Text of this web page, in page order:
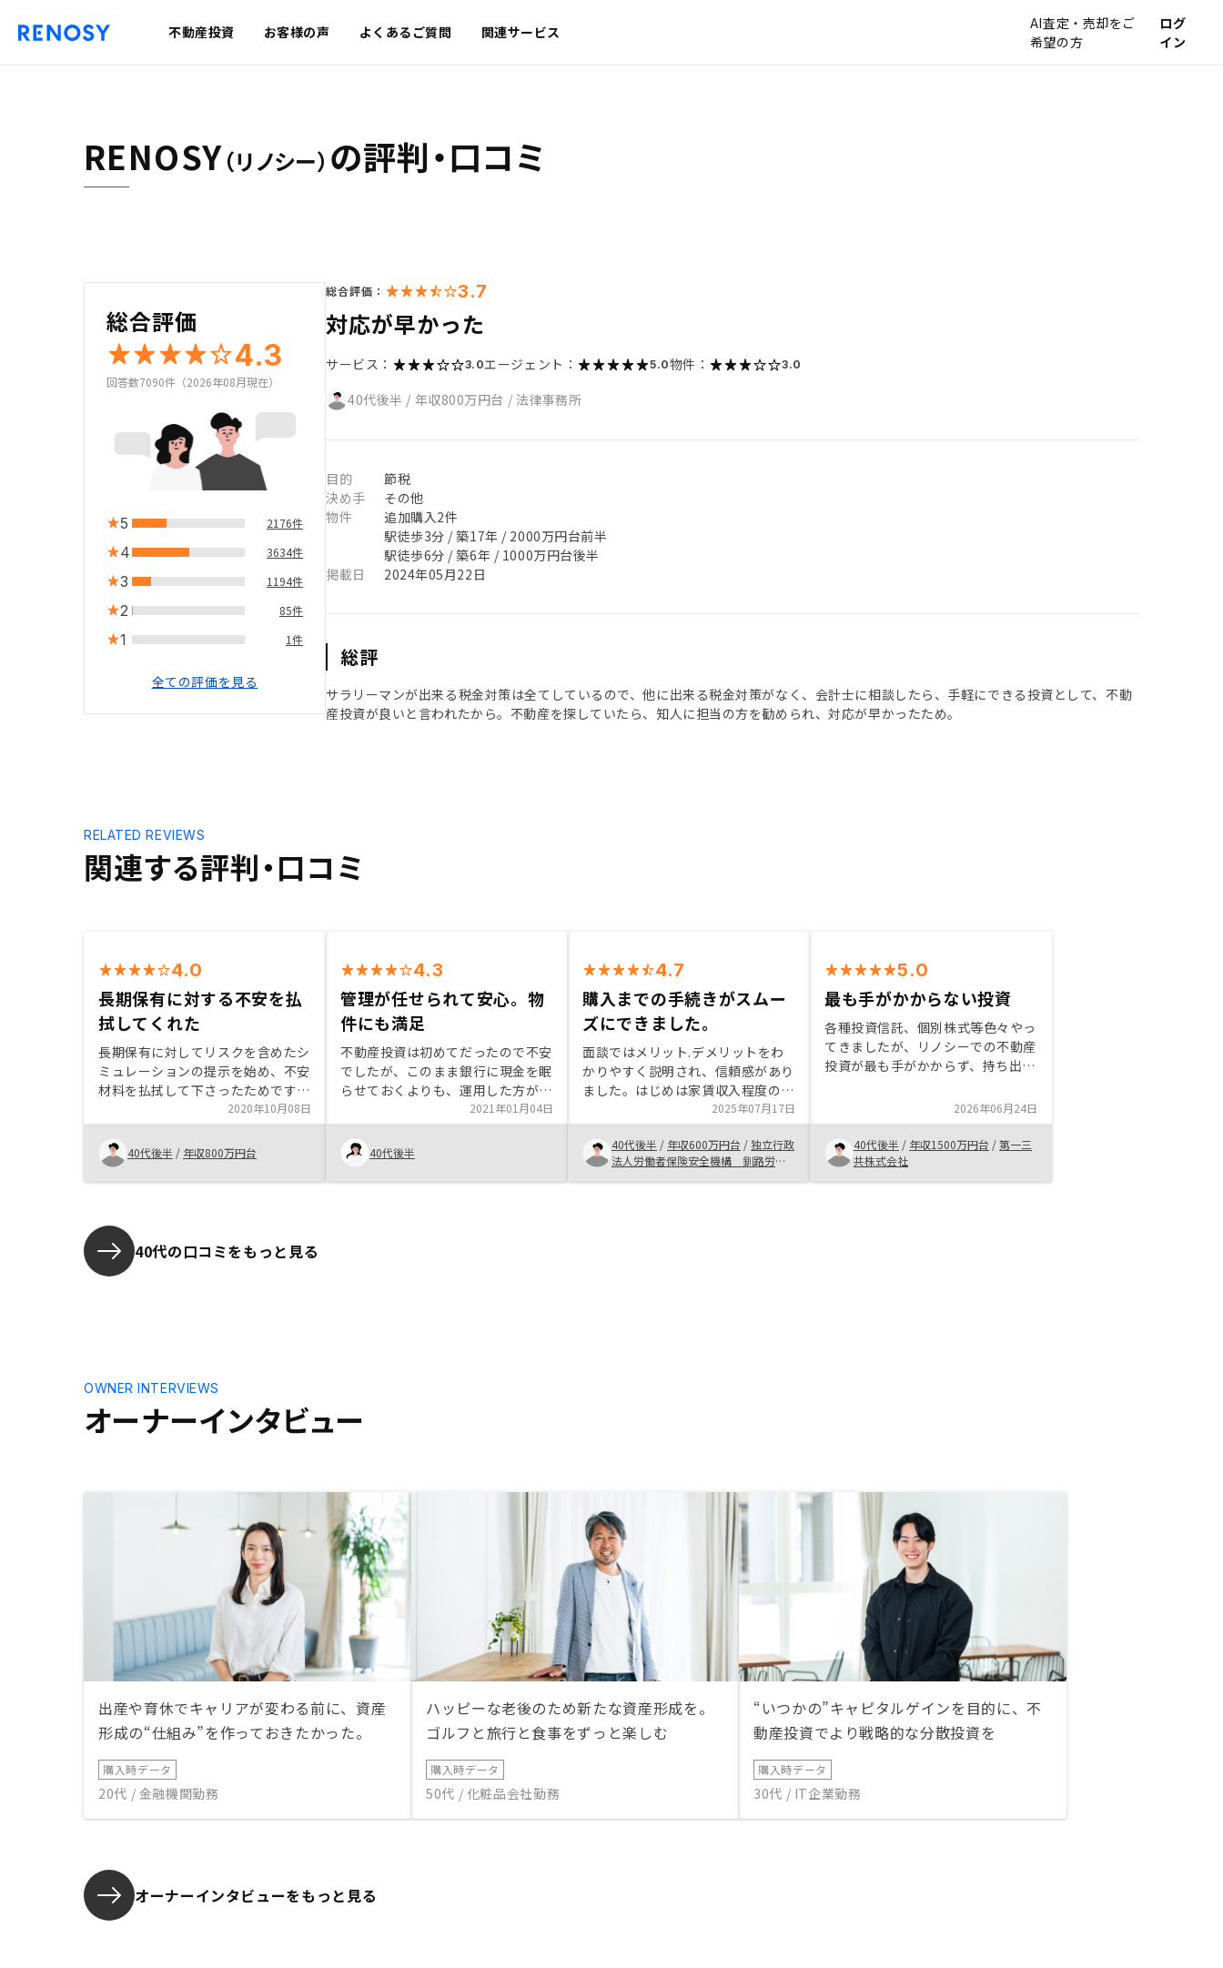
不動産投資 お客様の声 よくあるご質問 関連サービス
AI査定・売却をご
希望の方
ログ
イン
RENOSY（リノシー） の評判・口コミ
総合評価
4.3
回答数7090件（2026年08月現在）
5 2176件
4 3634件
3 1194件
2 85件
1 1件
全ての評価を見る
総合評価： 3.7
対応が早かった
サービス： 3.0エージェント： 5.0物件： 3.0
40代後半 / 年収800万円台 / 法律事務所
目的
節税
決め手
その他
物件
追加購入2件
駅徒歩3分 / 築17年 / 2000万円台前半
駅徒歩6分 / 築6年 / 1000万円台後半
掲載日
2024年05月22日
総評
サラリーマンが出来る税金対策は全てしているので、他に出来る税金対策がなく、会計士に相談したら、手軽にできる投資として、不動
産投資が良いと言われたから。不動産を探していたら、知人に担当の方を勧められ、対応が早かったため。
関連する評判・口コミ
RELATED REVIEWS
4.0
長期保有に対する不安を払
拭してくれた
長期保有に対してリスクを含めたシ
ミュレーションの提示を始め、不安
材料を払拭して下さったためです。
物件の販売価格が他社よりも高く感
じます。価格設定の根拠を明確に示
して戴きたい。 また、部屋の内部
状況や設備の経過年数などの詳細状
況の提示していただきたい。
2020年10月08日
40代後半 / 年収800万円台
4.3
管理が任せられて安心。物
件にも満足
不動産投資は初めてだったので不安
でしたが、このまま銀行に現金を眠
らせておくよりも、運用した方が利
回りがいいということで、購入に至
りました。 RENOSYさんが紹介し
てくださった数ある物件の中から、
私も住んでみたいという基準で選
び、大変満足しております。管理に
反映されなかったので、少し心配に
2021年01月04日
40代後半
4.7
購入までの手続きがスムー
ズにできました。
面談ではメリット.デメリットをわ
かりやすく説明され、信頼感があり
ました。はじめは家賃収入程度の知
識でしたが、それ以外にも色々とメ
リットがあることがわかり楽しく面
談を受けることができました。ま
た、RENOSYのサービスの良さや支
払いが許容範囲で、老後の安心感を
2025年07月17日
40代後半 / 年収600万円台 /独立行政
法人労働者保険安全機構 釧路労災
5.0
最も手がかからない投資
各種投資信託、個別株式等色々やっ
てきましたが、リノシーでの不動産
投資が最も手がかからず、持ち出し
が、もっと早く始めるべきでした。
今回で6部屋目となりましたが、も
う少し増やすことを検討中です。
2026年06月24日
40代後半 / 年収1500万円台 /第一三
共株式会社
40代の口コミをもっと見る
オーナーインタビュー
OWNER INTERVIEWS
出産や育休でキャリアが変わる前に、資産
形成の“仕組み”を作っておきたかった。
購入時データ
20代 / 金融機関勤務
ハッピーな老後のため新たな資産形成を。
ゴルフと旅行と食事をずっと楽しむ
購入時データ
50代 / 化粧品会社勤務
“いつかの”キャピタルゲインを目的に、不
動産投資でより戦略的な分散投資を
購入時データ
30代 / IT企業勤務
オーナーインタビューをもっと見る